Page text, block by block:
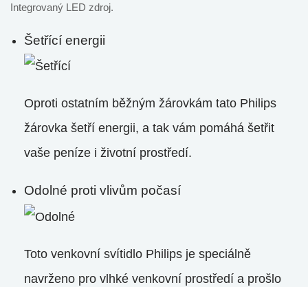
Integrovaný LED zdroj.
Šetřící energii
Oproti ostatním běžným žárovkám tato Philips
žárovka šetří energii, a tak vám pomáhá šetřit
vaše peníze i životní prostředí.
Odolné proti vlivům počasí
Toto venkovní svítidlo Philips je speciálně
navrženo pro vlhké venkovní prostředí a prošlo